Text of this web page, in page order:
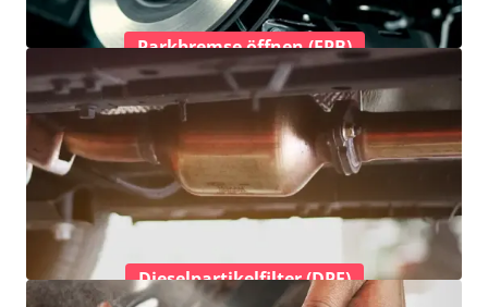
Parkbremse öffnen (EPB)
Dieselpartikelfilter (DPF)